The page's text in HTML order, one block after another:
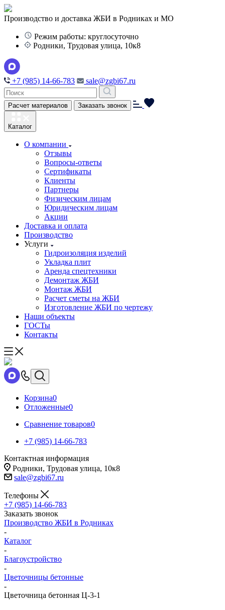
Производство и доставка ЖБИ в Родниках и МО
Режим работы: круглосуточно
Родники, Трудовая улица, 10к8
+7 (985) 14-66-783 sale@zgbi67.ru
Расчет материалов Заказать звонок
Каталог
О компании
Отзывы
Вопросы-ответы
Сертификаты
Клиенты
Партнеры
Физическим лицам
Юридическим лицам
Акции
Доставка и оплата
Производство
Услуги
Гидроизоляция изделий
Укладка плит
Аренда спецтехники
Демонтаж ЖБИ
Монтаж ЖБИ
Расчет сметы на ЖБИ
Изготовление ЖБИ по чертежу
Наши объекты
ГОСТы
Контакты
Корзина0
Отложенные0
Сравнение товаров0
+7 (985) 14-66-783
Контактная информация
Родники, Трудовая улица, 10к8
sale@zgbi67.ru
Телефоны
+7 (985) 14-66-783
Заказать звонок
Производство ЖБИ в Родниках
-
Каталог
-
Благоустройство
-
Цветочницы бетонные
-
Цветочница бетонная Ц-3-1